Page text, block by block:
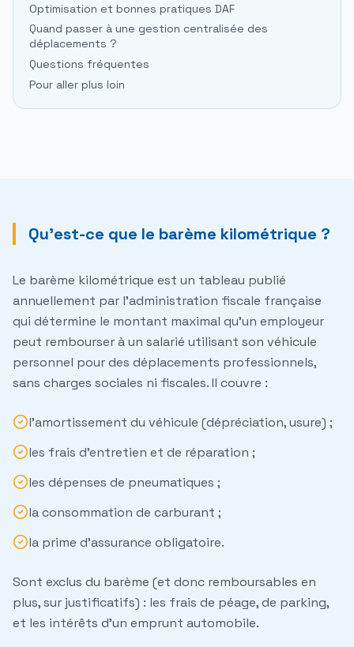
Optimisation et bonnes pratiques DAF
Quand passer à une gestion centralisée des
déplacements ?
Questions fréquentes
Pour aller plus loin
Qu'est-ce que le barème kilométrique ?
Le barème kilométrique est un tableau publié
annuellement par l'administration fiscale française
qui détermine le montant maximal qu'un employeur
peut rembourser à un salarié utilisant son véhicule
personnel pour des déplacements professionnels,
sans charges sociales ni fiscales. Il couvre :
l'amortissement du véhicule (dépréciation, usure) ;
les frais d'entretien et de réparation ;
les dépenses de pneumatiques ;
laconsommation de carburant ;
la prime d'assurance obligatoire.
Sont exclus du barème (et donc remboursables en
plus, sur justificatifs) : les frais de péage, de parking,
et les intérêts d'un emprunt automobile.